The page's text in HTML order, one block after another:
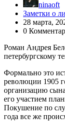
ninaoft
Заметки о
28 марта,
0
Роман Андрея
петербургскому
Формально это
революции 1905
организацию
его участием
Покушение по
года все же